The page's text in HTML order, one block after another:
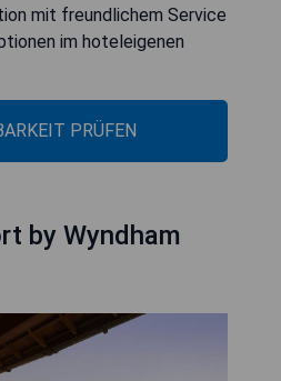
mit freundlichem Service
im hoteleigenen
PRÜFEN
by Wyndham